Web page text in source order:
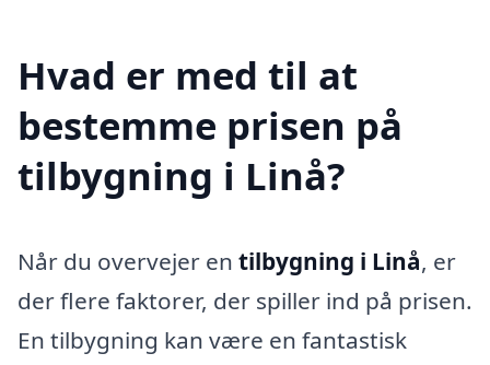
Hvad er med til at
bestemme prisen på
tilbygning i Linå?
Når du overvejer en tilbygning i Linå, er
der flere faktorer, der spiller ind på prisen.
En tilbygning kan være en fantastisk